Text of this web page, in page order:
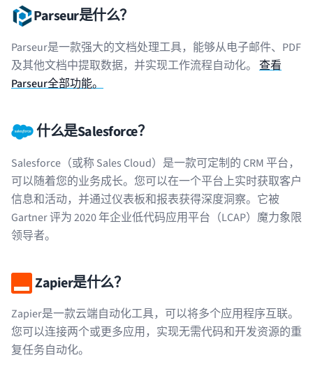
Parseur是什么？
Parseur是一款强大的文档处理工具，能够从电子邮件、PDF
及其他文档中提取数据，并实现工作流程自动化。 查看
Parseur全部功能。
什么是Salesforce？
Salesforce（或称 Sales Cloud）是一款可定制的 CRM 平台，
可以随着您的业务成长。您可以在一个平台上实时获取客户
信息和活动，并通过仪表板和报表获得深度洞察。它被
Gartner 评为 2020 年企业低代码应用平台（LCAP）魔力象限
领导者。
Zapier是什么？
Zapier是一款云端自动化工具，可以将多个应用程序互联。
您可以连接两个或更多应用，实现无需代码和开发资源的重
复任务自动化。